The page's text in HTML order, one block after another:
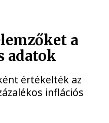
a
adatok
értékelték az
inflációs